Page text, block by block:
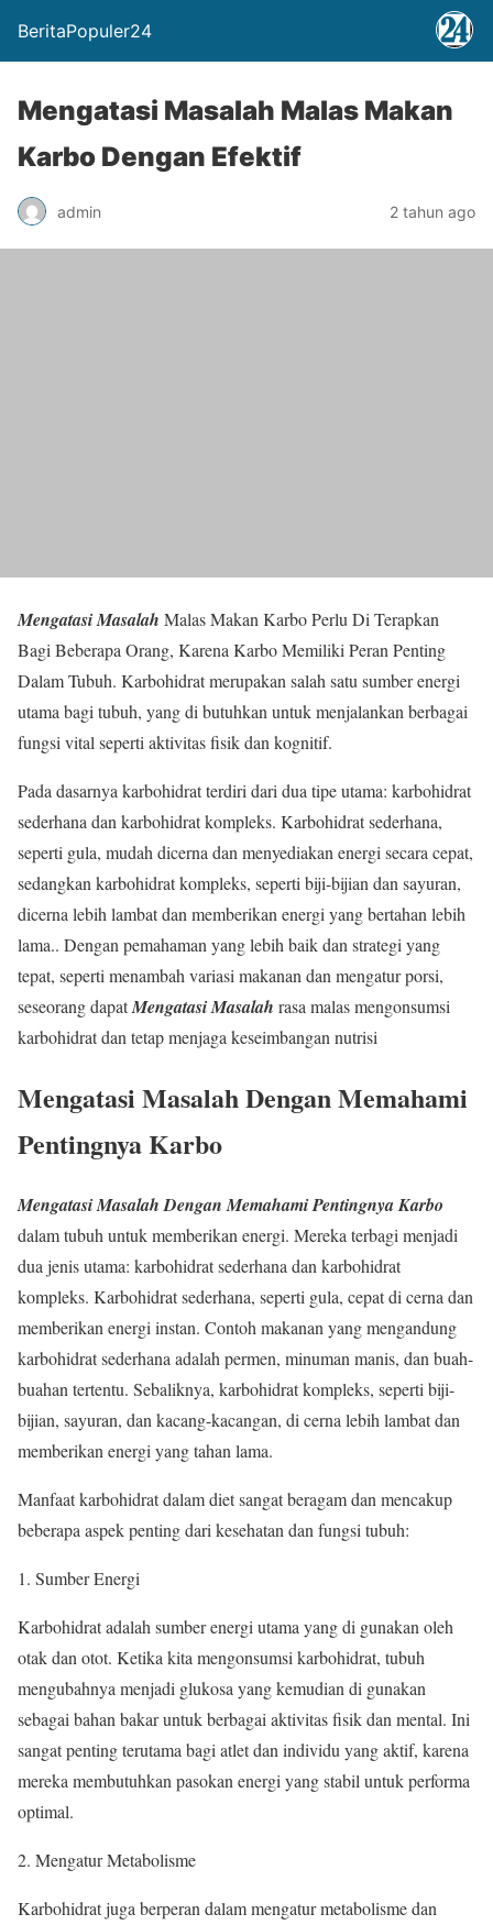
BeritaPopuler24
Mengatasi Masalah Malas Makan
Karbo Dengan Efektif
admin 2 tahun ago
Mengatasi Masalah Malas Makan Karbo Perlu Di Terapkan
Bagi Beberapa Orang, Karena Karbo Memiliki Peran Penting
Dalam Tubuh. Karbohidrat merupakan salah satu sumber energi
utama bagi tubuh, yang di butuhkan untuk menjalankan berbagai
fungsi vital seperti aktivitas fisik dan kognitif.
Pada dasarnya karbohidrat terdiri dari dua tipe utama: karbohidrat
sederhana dan karbohidrat kompleks. Karbohidrat sederhana,
seperti gula, mudah dicerna dan menyediakan energi secara cepat,
sedangkan karbohidrat kompleks, seperti biji-bijian dan sayuran,
dicerna lebih lambat dan memberikan energi yang bertahan lebih
lama.. Dengan pemahaman yang lebih baik dan strategi yang
tepat, seperti menambah variasi makanan dan mengatur porsi,
seseorang dapatMengatasi Masalah rasa malas mengonsumsi
karbohidrat dan tetap menjaga keseimbangan nutrisi
Mengatasi Masalah Dengan Memahami
Pentingnya Karbo
Mengatasi Masalah Dengan Memahami Pentingnya Karbo
dalam tubuh untuk memberikan energi. Mereka terbagi menjadi
dua jenis utama: karbohidrat sederhana dan karbohidrat
kompleks. Karbohidrat sederhana, seperti gula, cepat di cerna dan
memberikan energi instan. Contoh makanan yang mengandung
karbohidrat sederhana adalah permen, minuman manis, dan buah-
buahan tertentu. Sebaliknya, karbohidrat kompleks, seperti biji-
bijian, sayuran, dan kacang-kacangan, di cerna lebih lambat dan
memberikan energi yang tahan lama.
Manfaat karbohidrat dalam diet sangat beragam dan mencakup
beberapa aspek penting dari kesehatan dan fungsi tubuh:
1. Sumber Energi
Karbohidrat adalah sumber energi utama yang di gunakan oleh
otak dan otot. Ketika kita mengonsumsi karbohidrat, tubuh
mengubahnya menjadi glukosa yang kemudian di gunakan
sebagai bahan bakar untuk berbagai aktivitas fisik dan mental. Ini
sangat penting terutama bagi atlet dan individu yang aktif, karena
mereka membutuhkan pasokan energi yang stabil untuk performa
optimal.
2. Mengatur Metabolisme
Karbohidrat juga berperan dalam mengatur metabolisme dan